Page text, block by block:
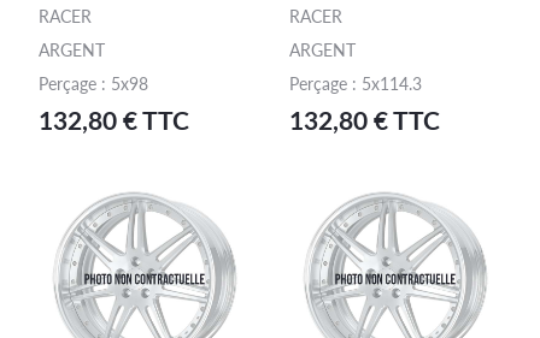
RACER
ARGENT
Perçage : 5x98
132,80 € TTC
RACER
ARGENT
Perçage : 5x114.3
132,80 € TTC